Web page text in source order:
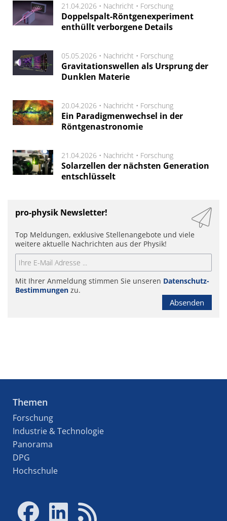
21.04.2026 • Nachricht • Forschung
Doppelspalt-Röntgenexperiment
enthüllt verborgene Details
05.05.2026 • Nachricht • Forschung
Gravitationswellen als Ursprung der
Dunklen Materie
20.04.2026 • Nachricht • Forschung
Ein Paradigmenwechsel in der
Röntgenastronomie
21.04.2026 • Nachricht • Forschung
Solarzellen der nächsten Generation
entschlüsselt
pro-physik Newsletter!
Top Meldungen, exklusive Stellenangebote und viele
weitere aktuelle Nachrichten aus der Physik!
Mit Ihrer Anmeldung stimmen Sie unseren Datenschutz-
Bestimmungen zu.
Absenden
Themen
Forschung
Industrie & Technologie
Panorama
DPG
Hochschule